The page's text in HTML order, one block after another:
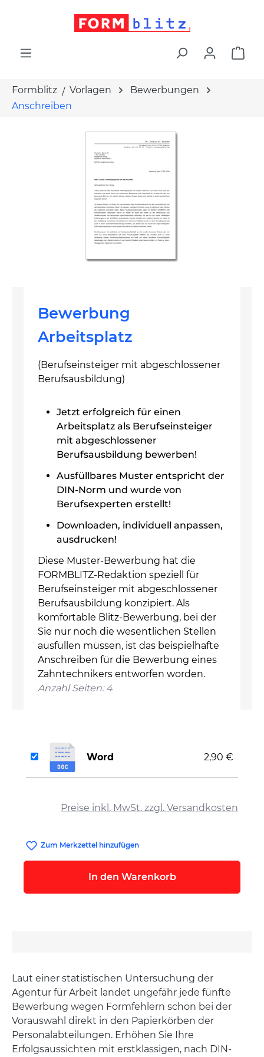
Formblitz Vorlagen
Bewerbungen
Anschreiben
Bewerbung
Arbeitsplatz
(Berufseinsteiger mit abgeschlossener
Berufsausbildung)
Jetzt erfolgreich für einen
Arbeitsplatz als Berufseinsteiger
mit abgeschlossener
Berufsausbildung bewerben!
Ausfüllbares Muster entspricht der
DIN-Norm und wurde von
Berufsexperten erstellt!
Downloaden, individuell anpassen,
ausdrucken!
Diese Muster-Bewerbung hat die
FORMBLITZ-Redaktion speziell für
Berufseinsteiger mit abgeschlossener
Berufsausbildung konzipiert. Als
komfortable Blitz-Bewerbung, bei der
Sie nur noch die wesentlichen Stellen
ausfüllen müssen, ist das beispielhafte
Anschreiben für die Bewerbung eines
Zahntechnikers entworfen worden.
Anzahl Seiten: 4
Preise inkl. MwSt. zzgl. Versandkosten
Word 2,90 €
Zum Merkzettel hinzufügen
In den Warenkorb
Laut einer statistischen Untersuchung der
Agentur für Arbeit landet ungefähr jede fünfte
Bewerbung wegen Formfehlern schon bei der
Vorauswahl direkt in den Papierkörben der
Personalabteilungen. Erhöhen Sie Ihre
Erfolgsaussichten mit erstklassigen, nach DIN-